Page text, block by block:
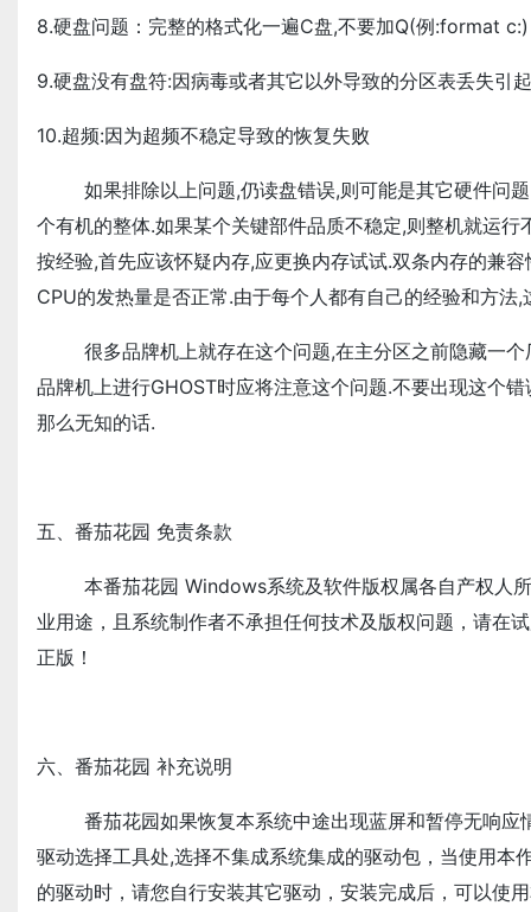
8.硬盘问题：完整的格式化一遍C盘,不要加Q(例:format c:)
9.硬盘没有盘符:因病毒或者其它以外导致的分区表丢失引
10.超频:因为超频不稳定导致的恢复失败
如果排除以上问题,仍读盘错误,则可能是其它硬件问题
个有机的整体.如果某个关键部件品质不稳定,则整机就运
按经验,首先应该怀疑内存,应更换内存试试.双条内存的兼
CPU的发热量是否正常.由于每个人都有自己的经验和方法
很多品牌机上就存在这个问题,在主分区之前隐藏一个
品牌机上进行GHOST时应将注意这个问题.不要出现这个
那么无知的话.
五、番茄花园 免责条款
本番茄花园 Windows系统及软件版权属各自产权人所
业用途，且系统制作者不承担任何技术及版权问题，请在
正版！
六、番茄花园 补充说明
番茄花园如果恢复本系统中途出现蓝屏和暂停无响应
驱动选择工具处,选择不集成系统集成的驱动包，当使用本
的驱动时，请您自行安装其它驱动，安装完成后，可以使